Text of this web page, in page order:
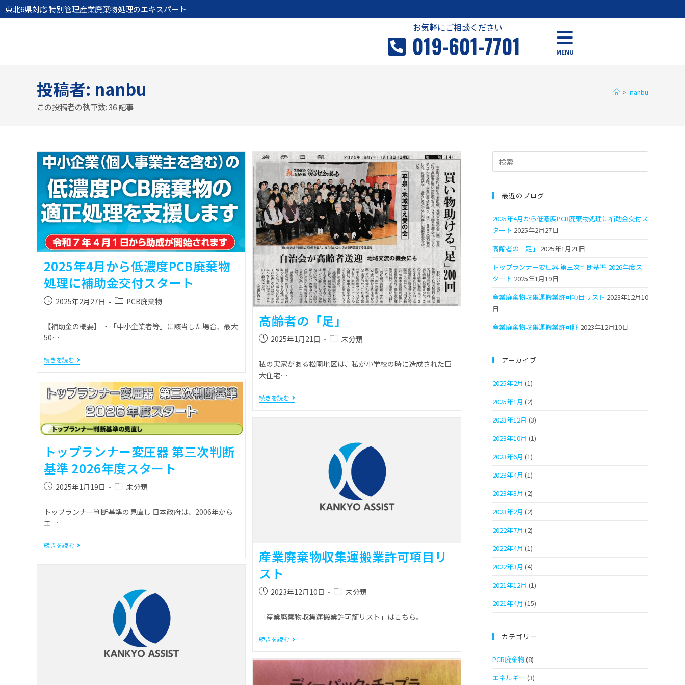
東北6県対応 特別管理産業廃棄物処理のエキスパート
お気軽にご相談ください
019-601-7701 MENU
投稿者: nanbu
この投稿者の執筆数: 36 記事
> nanbu
2025年4月から低濃度PCB廃棄物
処理に補助金交付スタート
2025年2月27日 PCB廃棄物
【補助金の概要】 ・「中小企業者等」に該当した場合、最大
50…
続きを読む
高齢者の「足」
2025年1月21日 未分類
私の実家がある松園地区は、私が小学校の時に造成された巨
大住宅…
続きを読む
トップランナー変圧器 第三次判断
基準 2026年度スタート
2025年1月19日 未分類
トップランナー判断基準の見直し 日本政府は、2006年から
エ…
続きを読む
産業廃棄物収集運搬業許可項目リ
スト
2023年12月10日 未分類
「産業廃棄物収集運搬業許可証リスト」はこちら。
続きを読む
最近のブログ
2025年4月から低濃度PCB廃棄物処理に補助金交付ス
タート 2025年2月27日
高齢者の「足」
2025年1月21日
トップランナー変圧器 第三次判断基準 2026年度ス
タート 2025年1月19日
産業廃棄物収集運搬業許可項目リスト 2023年12月10
日
産業廃棄物収集運搬業許可証 2023年12月10日
アーカイブ
2025年2月 (1)
2025年1月 (2)
2023年12月 (3)
2023年10月 (1)
2023年6月 (1)
2023年4月 (1)
2023年3月 (2)
2023年2月 (2)
2022年7月 (2)
2022年4月 (1)
2022年3月 (4)
2021年12月 (1)
2021年4月 (15)
カテゴリー
PCB廃棄物(8)
エネルギー (3)